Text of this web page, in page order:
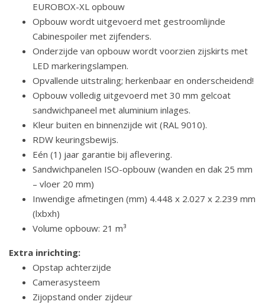
EUROBOX-XL opbouw
Opbouw wordt uitgevoerd met gestroomlijnde
Cabinespoiler met zijfenders.
Onderzijde van opbouw wordt voorzien zijskirts met
LED markeringslampen.
Opvallende uitstraling; herkenbaar en onderscheidend!
Opbouw volledig uitgevoerd met 30 mm gelcoat
sandwichpaneel met aluminium inlages.
Kleur buiten en binnenzijde wit (RAL 9010).
RDW keuringsbewijs.
Eén (1) jaar garantie bij aflevering.
Sandwichpanelen ISO-opbouw (wanden en dak 25 mm
– vloer 20 mm)
Inwendige afmetingen (mm) 4.448 x 2.027 x 2.239 mm
(lxbxh)
Volume opbouw: 21 m³
Extra inrichting:
Opstap achterzijde
Camerasysteem
Zijopstand onder zijdeur